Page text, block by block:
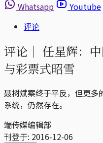
Whatsapp
Youtube
评论
评论｜ 任星辉：
与彩票式昭雪
聂树斌案终于平反，但更多
系统，仍然存在。
端传媒编辑部
刊登于: 2016-12-06